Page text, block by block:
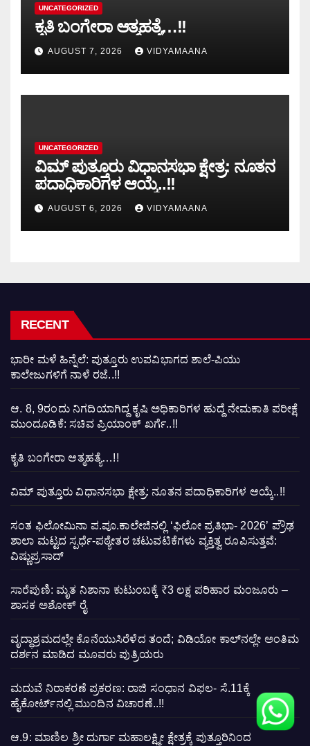
UNCATEGORIZED
ಕೃತಿ ಬಂಗೇರಾ ಆತ್ಮಹತ್ಯೆ…!!
AUGUST 7, 2026 VIDYAMAANA
UNCATEGORIZED
ವಿಮ್ ಪುತ್ತೂರು ವಿಧಾನಸಭಾ ಕ್ಷೇತ್ರ: ನೂತನ
ಪದಾಧಿಕಾರಿಗಳ ಆಯ್ಕೆ..!!
AUGUST 6, 2026 VIDYAMAANA
RECENT
ಭಾರೀ ಮಳೆ ಹಿನ್ನೆಲೆ: ಪುತ್ತೂರು ಉಪವಿಭಾಗದ ಶಾಲೆ-ಪಿಯು
ಕಾಲೇಜುಗಳಿಗೆ ನಾಳೆ ರಜೆ..!!
ಆ. 8, 9ರಂದು ನಿಗದಿಯಾಗಿದ್ದ ಕೃಷಿ ಅಧಿಕಾರಿಗಳ ಹುದ್ದೆ ನೇಮಕಾತಿ ಪರೀಕ್ಷೆ
ಮುಂದೂಡಿಕೆ: ಸಚಿವ ಪ್ರಿಯಾಂಕ್ ಖರ್ಗೆ..!!
ಕೃತಿ ಬಂಗೇರಾ ಆತ್ಮಹತ್ಯೆ…!!
ವಿಮ್ ಪುತ್ತೂರು ವಿಧಾನಸಭಾ ಕ್ಷೇತ್ರ: ನೂತನ ಪದಾಧಿಕಾರಿಗಳ ಆಯ್ಕೆ..!!
ಸಂತ ಫಿಲೋಮಿನಾ ಪ.ಪೂ.ಕಾಲೇಜಿನಲ್ಲಿ ‘ಫಿಲೋ ಪ್ರತಿಭಾ- 2026’ ಪ್ರೌಢ
ಶಾಲಾ ಮಟ್ಟದ ಸ್ಪರ್ಧೆ-ಪಠ್ಯೇತರ ಚಟುವಟಿಕೆಗಳು ವ್ಯಕ್ತಿತ್ವ ರೂಪಿಸುತ್ತವೆ:
ವಿಷ್ಣುಪ್ರಸಾದ್
ಸಾರೆಪುಣಿ: ಮೃತ ನಿಶಾನಾ ಕುಟುಂಬಕ್ಕೆ ₹3 ಲಕ್ಷ ಪರಿಹಾರ ಮಂಜೂರು –
ಶಾಸಕ ಅಶೋಕ್ ರೈ
ವೃದ್ಧಾಶ್ರಮದಲ್ಲೇ ಕೊನೆಯುಸಿರೆಳೆದ ತಂದೆ; ವಿಡಿಯೋ ಕಾಲ್‌ನಲ್ಲೇ ಅಂತಿಮ
ದರ್ಶನ ಮಾಡಿದ ಮೂವರು ಪುತ್ರಿಯರು
ಮದುವೆ ನಿರಾಕರಣೆ ಪ್ರಕರಣ: ರಾಜಿ ಸಂಧಾನ ವಿಫಲ- ಸೆ.11ಕ್ಕೆ
ಹೈಕೋರ್ಟ್‌ನಲ್ಲಿ ಮುಂದಿನ ವಿಚಾರಣೆ..!!
ಆ.9: ಮಾಣಿಲ ಶ್ರೀ ದುರ್ಗಾ ಮಹಾಲಕ್ಷ್ಮೀ ಕ್ಷೇತ್ರಕ್ಕೆ ಪುತ್ತೂರಿನಿಂದ